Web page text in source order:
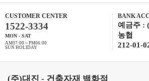
CUSTOMER CENTER
1522-3334
MON - SAT
AM07:00 ~ PM06:00
SUN HOLIDAY
BANK
예금주 :
농협
212-01-
(주)대진 - 건축자재 백화점